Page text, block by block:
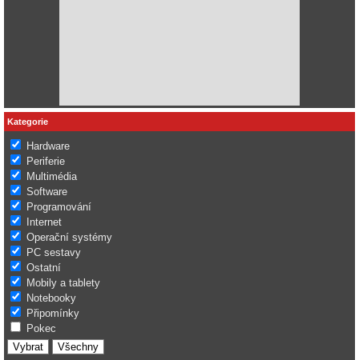
Kategorie
Hardware
Periferie
Multimédia
Software
Programování
Internet
Operační systémy
PC sestavy
Ostatní
Mobily a tablety
Notebooky
Připomínky
Pokec